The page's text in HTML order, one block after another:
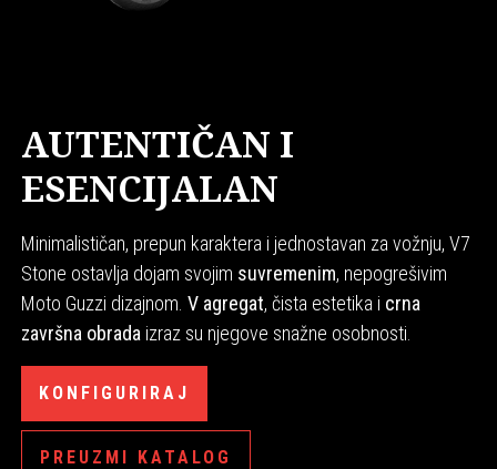
AUTENTIČAN I
ESENCIJALAN
Minimalističan, prepun karaktera i jednostavan za vožnju, V7
Stone ostavlja dojam svojim suvremenim, nepogrešivim
Moto Guzzi dizajnom. V agregat, čista estetika i crna
završna obrada izraz su njegove snažne osobnosti.
KONFIGURIRAJ
PREUZMI KATALOG